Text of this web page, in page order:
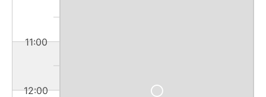
11:00
12:00